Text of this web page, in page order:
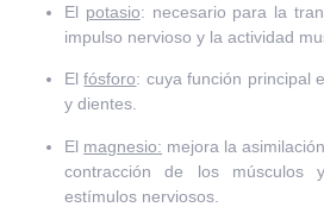
El potasio: necesario para la
impulso nervioso y la actividad
Elfósforo: cuya función principal
y dientes.
El magnesio: mejora la
contracción de los músculos
estímulos nerviosos.